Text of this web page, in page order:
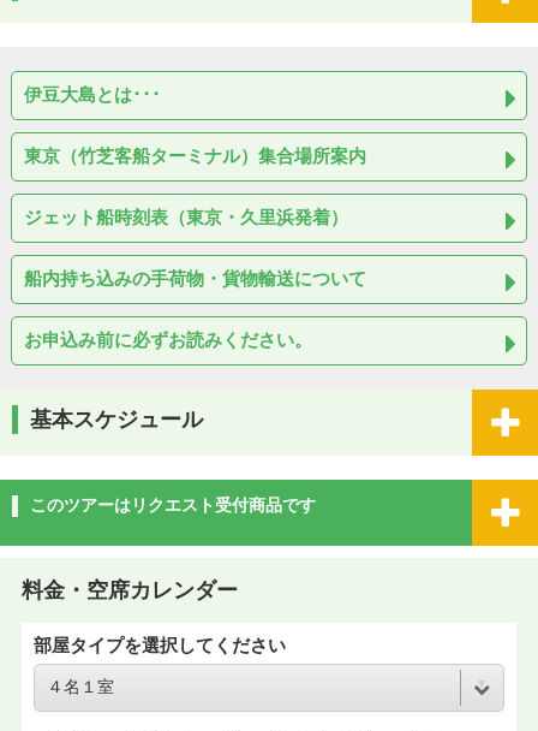
伊豆大島とは･･･
東京（竹芝客船ターミナル）集合場所案内
ジェット船時刻表（東京・久里浜発着）
船内持ち込みの手荷物・貨物輸送について
お申込み前に必ずお読みください。
基本スケジュール
このツアーはリクエスト受付商品です
料金・空席カレンダー
部屋タイプを選択してください